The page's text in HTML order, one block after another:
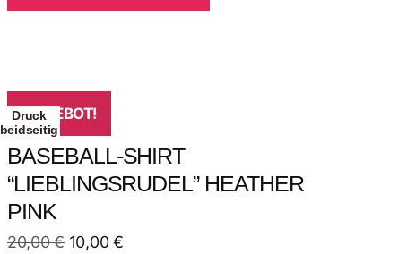
ANGEBOT!
Druck
beidseitig
BASEBALL-SHIRT
“LIEBLINGSRUDEL” HEATHER
PINK
20,00€ 10,00€